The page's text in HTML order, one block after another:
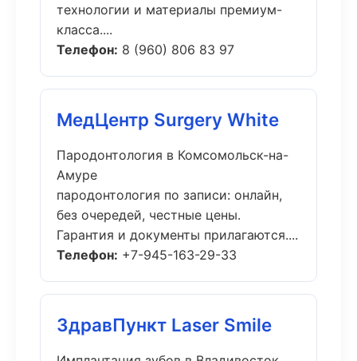
технологии и материалы премиум-
класса....
Телефон: 8 (960) 806 83 97
МедЦентр Surgery White
Пародонтология в Комсомольск-на-
Амуре
пародонтология по записи: онлайн,
без очередей, честные цены.
Гарантия и документы прилагаются....
Телефон: +7-945-163-29-33
ЗдравПункт Laser Smile